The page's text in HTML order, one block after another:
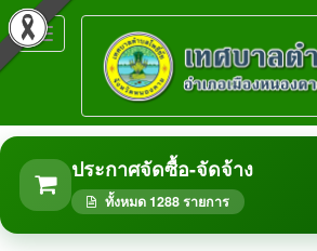
Toggle
navigation
ประกาศจัดซื้อ-จัดจ้าง
ทั้งหมด 1288 รายการ